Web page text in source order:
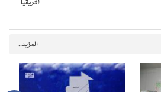
أفريقيا
المزيد..